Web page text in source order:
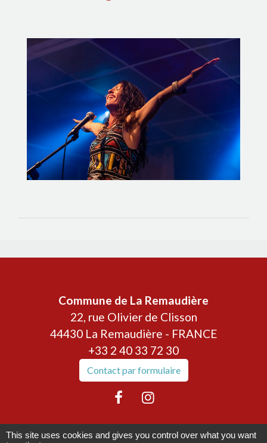
Commune de La Remaudière
22, rue Olivier de Clisson
44430 La Remaudière - FRANCE
+33 2 40 33 72 30
Contact par formulaire
This site uses cookies and gives you control over what you want